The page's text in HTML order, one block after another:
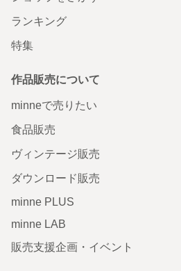
ランキング
特集
作品販売について
minneで売りたい
食品販売
ヴィンテージ販売
ダウンロード販売
minne PLUS
minne LAB
販売支援企画・イベント